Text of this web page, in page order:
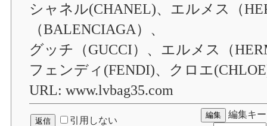
シャネル(CHANEL)、エルメス（
（BALENCIAGA）、
グッチ（GUCCI）、エルメス（
フェンディ(FENDI)、クロエ
URL: www.lvbag35.com
引用しない
編集キー